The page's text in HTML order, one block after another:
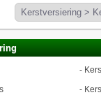
-
-